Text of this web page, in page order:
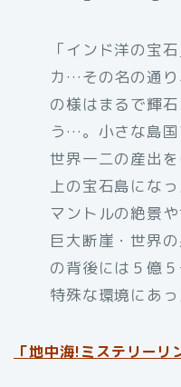
「インド洋の宝
カ…その名の通
の様はまるで輝
う…。小さな島国
世界一二の産出
上の宝石島にな
マントルの絶景
巨大断崖・世界
の背後には５億
特殊な環境にあっ
「地中海!ミステリーリ